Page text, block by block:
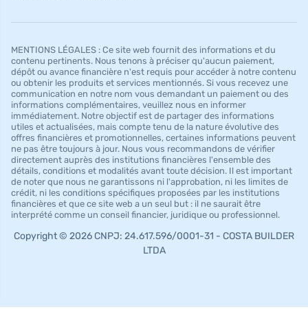
MENTIONS LÉGALES : Ce site web fournit des informations et du
contenu pertinents. Nous tenons à préciser qu'aucun paiement,
dépôt ou avance financière n'est requis pour accéder à notre contenu
ou obtenir les produits et services mentionnés. Si vous recevez une
communication en notre nom vous demandant un paiement ou des
informations complémentaires, veuillez nous en informer
immédiatement. Notre objectif est de partager des informations
utiles et actualisées, mais compte tenu de la nature évolutive des
offres financières et promotionnelles, certaines informations peuvent
ne pas être toujours à jour. Nous vous recommandons de vérifier
directement auprès des institutions financières l'ensemble des
détails, conditions et modalités avant toute décision. Il est important
de noter que nous ne garantissons ni l'approbation, ni les limites de
crédit, ni les conditions spécifiques proposées par les institutions
financières et que ce site web a un seul but : il ne saurait être
interprété comme un conseil financier, juridique ou professionnel.
Copyright © 2026 CNPJ: 24.617.596/0001-31 - COSTA BUILDER
LTDA